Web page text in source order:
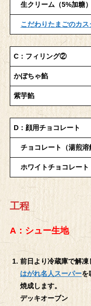
生クリーム（5%加糖）
こだわりたまごのカス
C：フィリング②
かぼちゃ餡
紫芋餡
D：顔用チョコレート
チョコレート（湯煎溶
ホワイトチョコレート
工程
A：シュー生地
前日より冷蔵庫で解凍
はがれ名人スーパーを
焼成します。
デッキオーブン